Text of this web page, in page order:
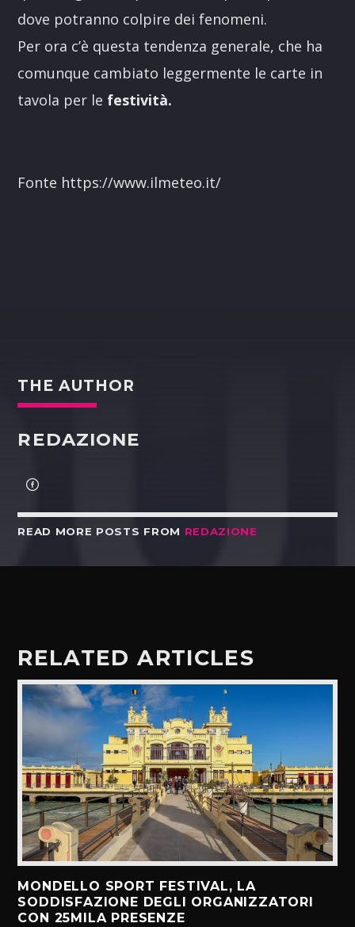
dove potranno colpire dei fenomeni.
Per ora c’è questa tendenza generale, che ha
comunque cambiato leggermente le carte in
tavola per le festività.
Fonte https://www.ilmeteo.it/
THE AUTHOR
REDAZIONE
READ MORE POSTS FROM REDAZIONE
RELATED ARTICLES
MONDELLO SPORT FESTIVAL, LA
SODDISFAZIONE DEGLI ORGANIZZATORI
CON 25MILA PRESENZE